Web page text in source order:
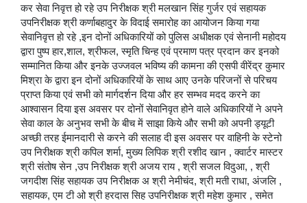
कर सेवा निवृत्त हो रहे उप निरीक्षक श्री मलखान सिंह गुर्जर एवं सहायक
उपनिरीक्षक श्री कर्णाबहादुर के विदाई समारोह का आयोजन किया गया
सेवानिवृत्त हो रहे ,इन दोनों अधिकारियों को पुलिस अधीक्षक एवं सेनानी महोदय
द्वारा पुष्प हार,शाल, श्रीफल, स्मृति चिन्ह एवं प्रमाण पत्र प्रदान कर इनको
सम्मानित किया और इनके उज्जवल भविष्य की कामना की एसपी वीरेंद्र कुमार
मिश्रा के द्वारा इन दोनों अधिकारियों के साथ आए उनके परिजनों से परिचय
प्राप्त किया एवं सभी को मार्गदर्शन दिया और हर सम्भव मदद करने का
आश्वासन दिया इस अवसर पर दोनों सेवानिवृत होने वाले अधिकारियों ने अपने
सेवा काल के अनुभव सभी के बीच में साझा किये और सभी को अपनी ड्यूटी
अच्छी तरह ईमानदारी से करने की सलाह दी इस अवसर पर वाहिनी के स्टेनो
उप निरीक्षक श्री कपिल शर्मा, मुख्य लिपिक श्री रशीद खान , क्वार्टर मास्टर
श्री संतोष सेन ,उप निरीक्षक श्री अजय राय , श्री सजल विदुआ, , श्री
जगदीश सिंह सहायक उप निरीक्षक अ श्री नेमीचंद, श्री मती राधा, अंजलि ,
सहायक, एम टी ओ श्री हरदास सिह उपनिरीक्षक श्री महेश कुमार , समेत